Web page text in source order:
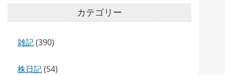
カテゴリー
雑記(390)
株日記(54)